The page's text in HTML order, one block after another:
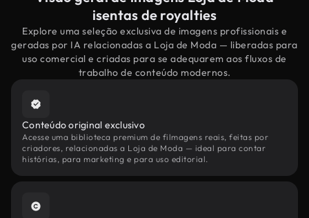
isentas de royalties
Explore uma seleção exclusiva de imagens profissionais e
geradas por IA relacionadas a Loja de Moda — liberadas para
uso comercial e criadas para se adequarem aos fluxos de
trabalho de conteúdo modernos.
Conteúdo original exclusivo
Acesse uma biblioteca premium de filmagens reais, feitas por
criadores, relacionadas a Loja de Moda — ideal para contar
histórias, para marketing e para uso editorial.